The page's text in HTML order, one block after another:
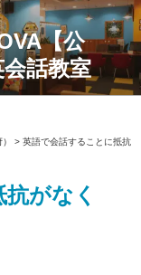
【公
話教室
> 英語で会話することに抵抗
がなく